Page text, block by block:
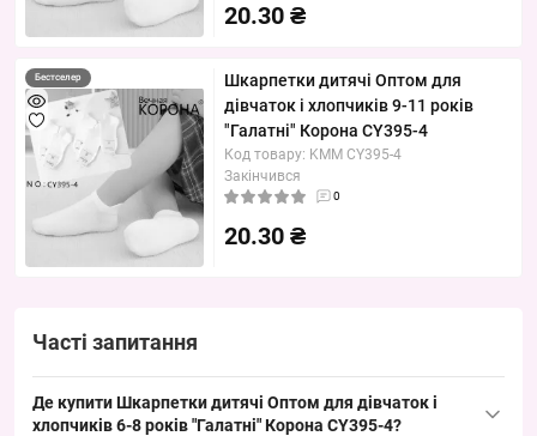
20.30 ₴
Бестселер
Шкарпетки дитячі Оптом для
дівчаток і хлопчиків 9-11 років
"Галатні" Корона CY395-4
Код товару: KMM CY395-4
Закінчився
0
20.30 ₴
Часті запитання
Де купити Шкарпетки дитячі Оптом для дівчаток і
хлопчиків 6-8 років "Галатні" Корона CY395-4?